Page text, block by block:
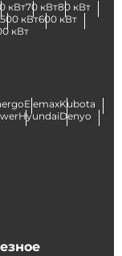
кВт70 кВт80 кВт
500 кВт600 кВт
кВт
ElemaxKubota
HyundaiDenyo